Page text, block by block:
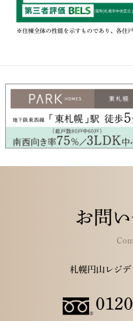
※住棟全体の性能を示すものであり、各住
お問
札幌円山レジ